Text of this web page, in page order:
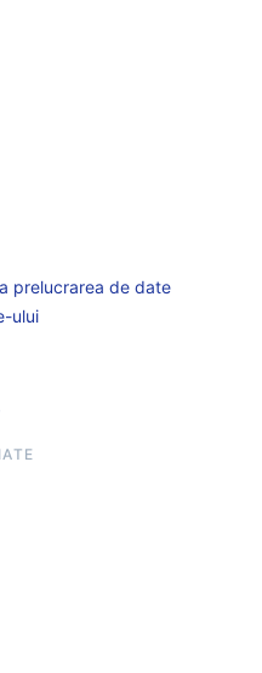
prelucrarea de date
ului